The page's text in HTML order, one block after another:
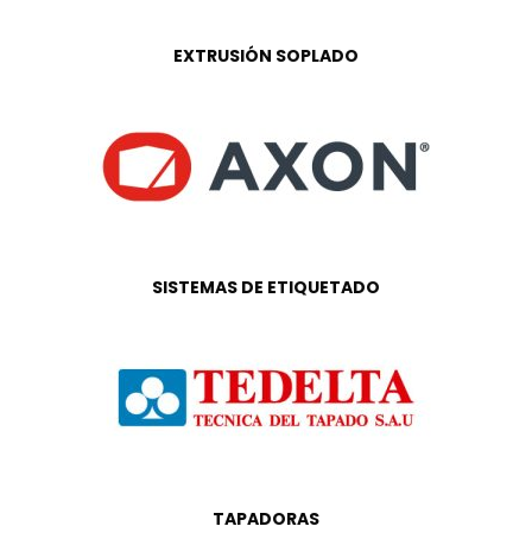
EXTRUSIÓN SOPLADO
SISTEMAS DE ETIQUETADO
TAPADORAS